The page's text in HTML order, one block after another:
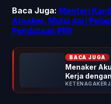
Baca Juga: Menteri
Atnaker, Mulai dari
Pendataan PMI
BACA JUGA
Menaker
Kerja